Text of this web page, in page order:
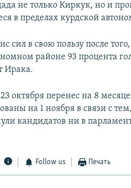
не только Киркук, но и
в пределах курдской
сил в свою пользу после
районе 93 процента
Ирака.
октября перенес на 8
на 1 ноября в связи с
кандидатов ни в
Follow us Печать